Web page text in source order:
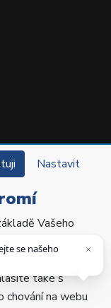
práva
Nastavit
Vašeho
obsah a
také s
chování na webu
se našeho